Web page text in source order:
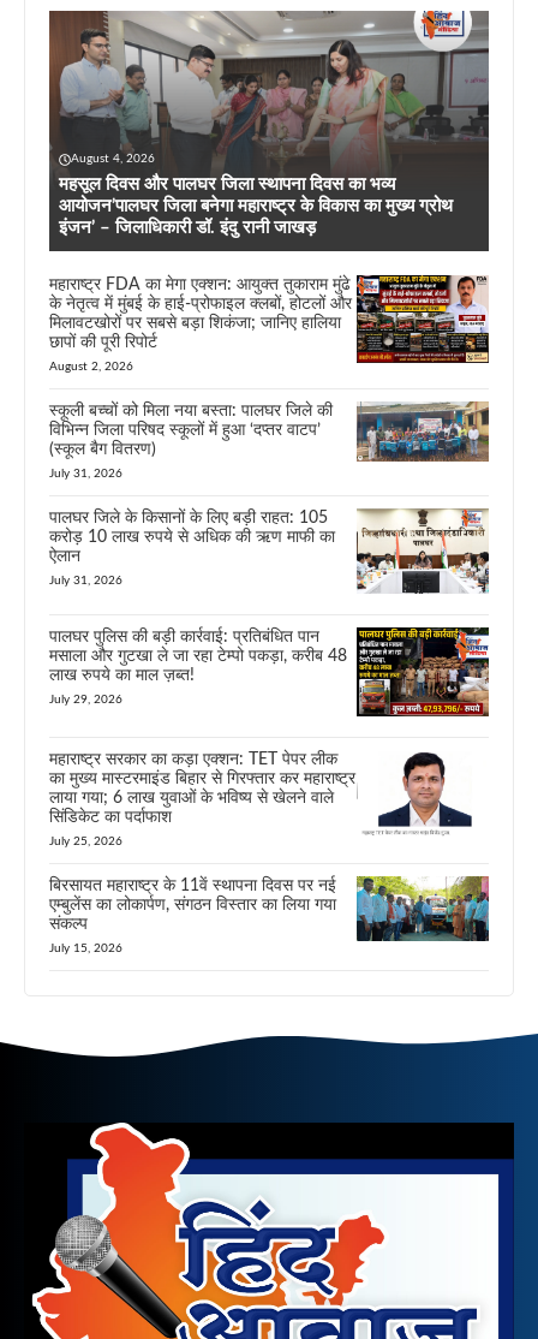
August 4, 2026
महसूल दिवस और पालघर जिला स्थापना दिवस का भव्य
आयोजन’पालघर जिला बनेगा महाराष्ट्र के विकास का मुख्य ग्रोथ
इंजन’ – जिलाधिकारी डॉ. इंदु रानी जाखड़
महाराष्ट्र FDA का मेगा एक्शन: आयुक्त तुकाराम मुंढे
के नेतृत्व में मुंबई के हाई-प्रोफाइल क्लबों, होटलों और
मिलावटखोरों पर सबसे बड़ा शिकंजा; जानिए हालिया
छापों की पूरी रिपोर्ट
August 2, 2026
स्कूली बच्चों को मिला नया बस्ता: पालघर जिले की
विभिन्न जिला परिषद स्कूलों में हुआ ‘दप्तर वाटप’
(स्कूल बैग वितरण)
July 31, 2026
पालघर जिले के किसानों के लिए बड़ी राहत: 105
करोड़ 10 लाख रुपये से अधिक की ऋण माफी का
ऐलान
July 31, 2026
पालघर पुलिस की बड़ी कार्रवाई: प्रतिबंधित पान
मसाला और गुटखा ले जा रहा टेम्पो पकड़ा, करीब 48
लाख रुपये का माल ज़ब्त!
July 29, 2026
महाराष्ट्र सरकार का कड़ा एक्शन: TET पेपर लीक
का मुख्य मास्टरमाइंड बिहार से गिरफ्तार कर महाराष्ट्र
लाया गया; 6 लाख युवाओं के भविष्य से खेलने वाले
सिंडिकेट का पर्दाफाश
July 25, 2026
बिरसायत महाराष्ट्र के 11वें स्थापना दिवस पर नई
एम्बुलेंस का लोकार्पण, संगठन विस्तार का लिया गया
संकल्प
July 15, 2026